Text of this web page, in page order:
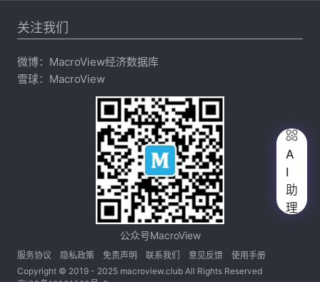
关注我们
微博： MacroView经济数据库
雪球： MacroView
公众号MacroView
服务协议 隐私政策 免责声明 联系我们 意见反馈
使用手册
Copyright © 2019 - 2025 macroview.club All Rights Reserved

A
I
助
理